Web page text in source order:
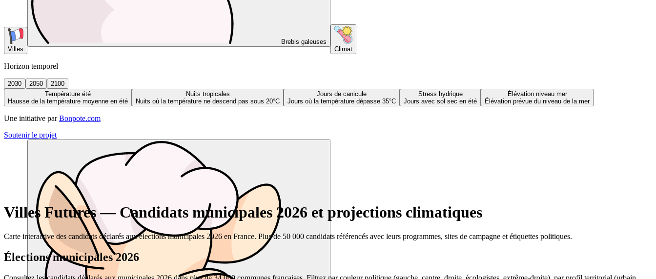
Villes
Brebis galeuses
Climat
Horizon temporel
2030 2050
2100
Température été
Hausse de la température moyenne en été
Nuits tropicales
Nuits où la température ne descend pas sous 20°C
Jours de canicule
Jours où la température dépasse 35°C
Stress hydrique
Jours avec sol sec en été
Élévation niveau mer
Élévation prévue du niveau de la mer
Une initiative par Bonpote.com
Soutenir le projet
Villes Futures — Candidats municipales 2026 et projections climatiques
Carte interactive des candidats déclarés aux élections municipales 2026 en France. Plus de 50 000 candidats référencés avec leurs programmes, sites de campagne et étiquettes politiques.
Élections municipales 2026